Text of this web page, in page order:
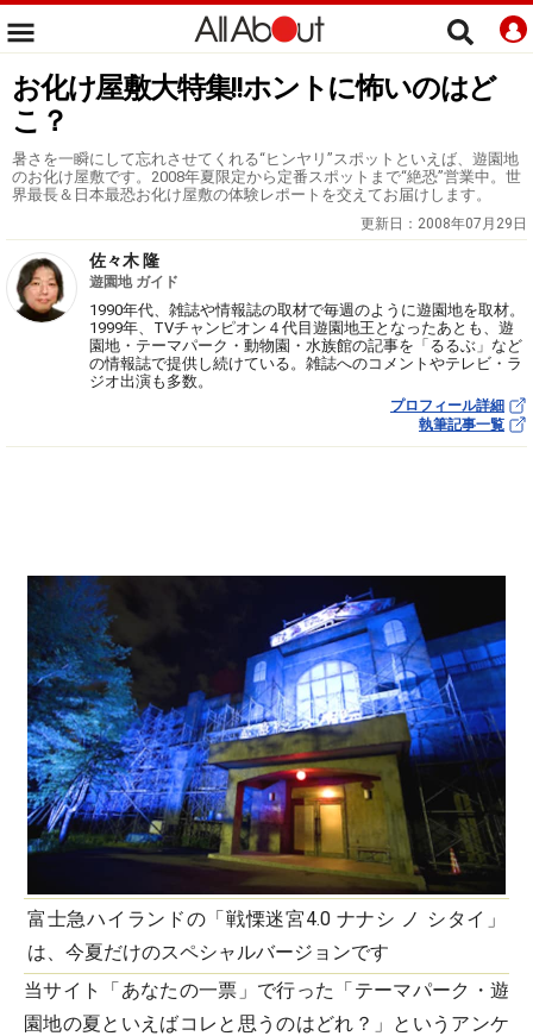
お化け屋敷大特集!!ホントに怖いのはど
こ？
暑さを一瞬にして忘れさせてくれる“ヒンヤリ”スポットといえば、遊園地
のお化け屋敷です。2008年夏限定から定番スポットまで“絶恐”営業中。世
界最長＆日本最恐お化け屋敷の体験レポートを交えてお届けします。
更新日： 2008年07月29日
佐々木 隆
遊園地 ガイド
1990年代、雑誌や情報誌の取材で毎週のように遊園地を取材。
1999年、TVチャンピオン４代目遊園地王となったあとも、遊
園地・テーマパーク・動物園・水族館の記事を「るるぶ」など
の情報誌で提供し続けている。雑誌へのコメントやテレビ・ラ
ジオ出演も多数。
プロフィール詳細
執筆記事一覧
富士急ハイランドの「戦慄迷宮4.0 ナナシ ノ シタイ」
は、今夏だけのスペシャルバージョンです
当サイト「あなたの一票」で行った「テーマパーク・遊
園地の夏といえばコレと思うのはどれ？」というアンケ